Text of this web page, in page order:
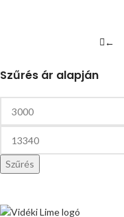
Szűrés ár alapján
Szűrés
←